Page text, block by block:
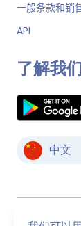
一般条款和销
API
了解我
中文